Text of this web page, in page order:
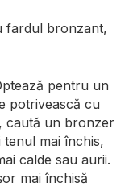
fardul bronzant,
pentru un
potrivească cu
caută un bronzer
mai închis,
calde sau aurii.
mai închisă